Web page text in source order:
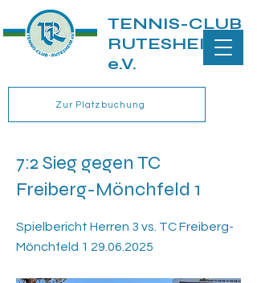
TENNIS-CLUB
RUTESHEIM
e.V.
Zur Platzbuchung
7:2 Sieg gegen TC
Freiberg-Mönchfeld 1
Spielbericht Herren 3 vs. TC Freiberg-
Mönchfeld 1 29.06.2025